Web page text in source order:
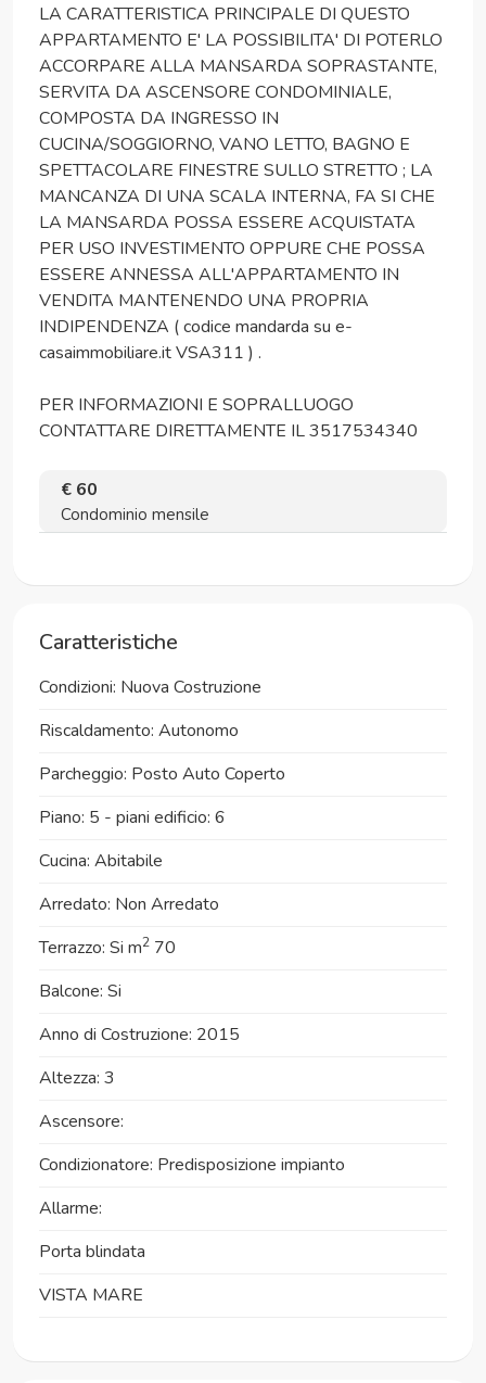
LA CARATTERISTICA PRINCIPALE DI QUESTO
APPARTAMENTO E' LA POSSIBILITA' DI POTERLO
ACCORPARE ALLA MANSARDA SOPRASTANTE,
SERVITA DA ASCENSORE CONDOMINIALE,
COMPOSTA DA INGRESSO IN
CUCINA/SOGGIORNO, VANO LETTO, BAGNO E
SPETTACOLARE FINESTRE SULLO STRETTO ; LA
MANCANZA DI UNA SCALA INTERNA, FA SI CHE
LA MANSARDA POSSA ESSERE ACQUISTATA
PER USO INVESTIMENTO OPPURE CHE POSSA
ESSERE ANNESSA ALL'APPARTAMENTO IN
VENDITA MANTENENDO UNA PROPRIA
INDIPENDENZA ( codice mandarda su e-
casaimmobiliare.it VSA311 ) .
PER INFORMAZIONI E SOPRALLUOGO
CONTATTARE DIRETTAMENTE IL 3517534340
€ 60
Condominio mensile
Caratteristiche
Condizioni: Nuova Costruzione
Riscaldamento: Autonomo
Parcheggio: Posto Auto Coperto
Piano: 5 - piani edificio: 6
Cucina: Abitabile
Arredato: Non Arredato
Terrazzo: Si m2 70
Balcone: Si
Anno di Costruzione: 2015
Altezza: 3
Ascensore:
Condizionatore: Predisposizione impianto
Allarme:
Porta blindata
VISTA MARE